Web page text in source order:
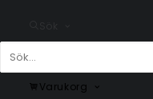
Varukorg